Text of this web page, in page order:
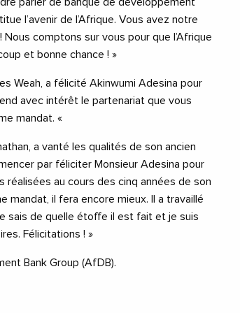
l’avenir de l’Afrique. Vous avez notre
comptons sur vous pour que l’Afrique
et bonne chance ! »
Weah, a félicité Akinwumi Adesina pour
avec intérêt le partenariat que vous
mandat. «
a vanté les qualités de son ancien
par féliciter Monsieur Adesina pour
réalisées au cours des cinq années de son
mandat, il fera encore mieux. Il a travaillé
sais de quelle étoffe il est fait et je suis
Félicitations ! »
Bank Group (AfDB).